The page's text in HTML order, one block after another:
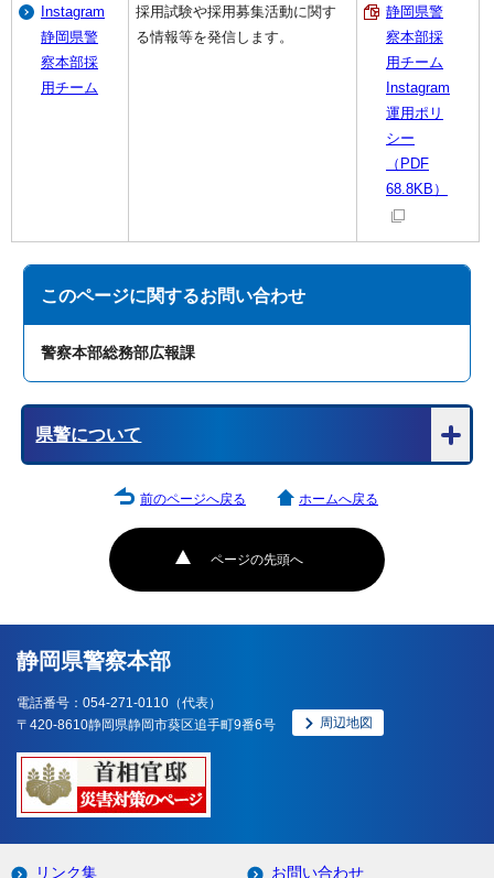
Instagram
静岡県警
察本部採
用チーム
採用試験や採用募集活動に関す
る情報等を発信します。
静岡県警
察本部採
用チーム
Instagram
運用ポリ
シー
（PDF
68.8KB）
このページに関するお問い合わせ
警察本部総務部広報課
県警について
ページの先頭へ
前のページへ戻る ホームへ戻る
静岡県警察本部
電話番号：054-271-0110（代表）
〒420-8610静岡県静岡市葵区追手町9番6号
周辺地図
リンク集 お問い合わせ